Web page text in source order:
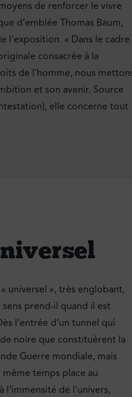
de renforcer le vivre
d’emblée Thomas Baum,
l’exposition. « Dans le cadre
consacrée à la
de l’homme, nous
et son avenir. Source
elle concerne tout
universel », très englobant,
prend-il quand il est
l’entrée d’un tunnel qui
noire que constituèrent la
Guerre mondiale, mais
temps place au
de l’univers,